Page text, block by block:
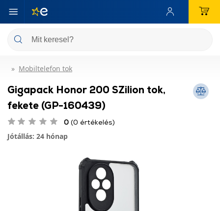
Mobiltelefon tok
Gigapack Honor 200 SZilion tok,
fekete (GP-160439)
0 (0 értékelés)
Jótállás: 24 hónap